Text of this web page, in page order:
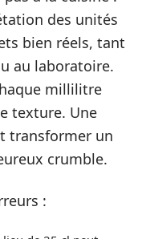
des unités
bien réels, tant
au laboratoire.
millilitre
texture. Une
transformer un
crumble.
: